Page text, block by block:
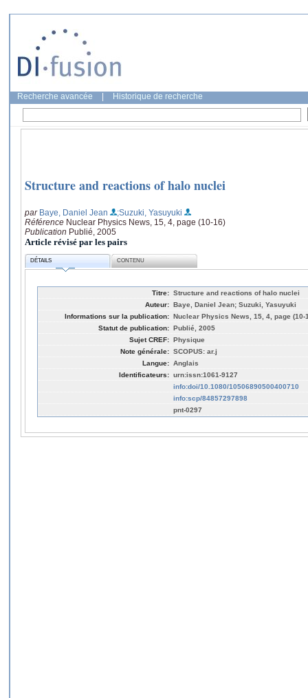
Recherche avancée Historique de recherche
Structure and reactions of halo nuclei
par Baye, Daniel Jean
;Suzuki, Yasuyuki
Référence Nuclear Physics News, 15, 4, page (10-16)
Publication Publié, 2005
Article révisé par les pairs
DÉTAILS CONTENU
Titre: Structure and reactions of halo nuclei
Auteur: Baye, Daniel Jean; Suzuki, Yasuyuki
Informations sur la publication: Nuclear Physics News, 15, 4, page (10-
Statut de publication: Publié, 2005
Sujet CREF: Physique
Note générale: SCOPUS: ar.j
Langue: Anglais
Identificateurs: urn:issn:1061-9127
info:doi/10.1080/10506890500400710
info:scp/84857297898
pnt-0297